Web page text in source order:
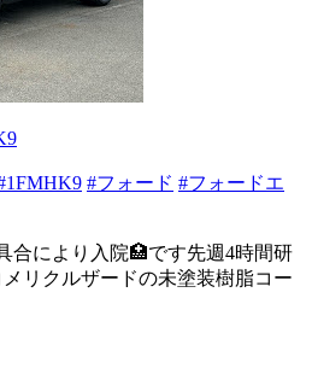
#フォード #フォードエ
合により入院🏥です先週4時間研
リクルザードの未塗装樹脂コー